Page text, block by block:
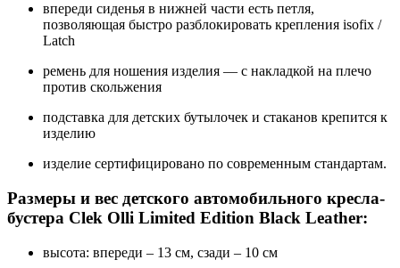
впереди сиденья в нижней части есть петля,
позволяющая быстро разблокировать крепления isofix /
Latch
ремень для ношения изделия — с накладкой на плечо
против скольжения
подставка для детских бутылочек и стаканов крепится к
изделию
изделие сертифицировано по современным стандартам.
Размеры и вес детского автомобильного кресла-
бустера Clek Olli Limited Edition Black Leather:
высота: впереди – 13 см, сзади – 10 см